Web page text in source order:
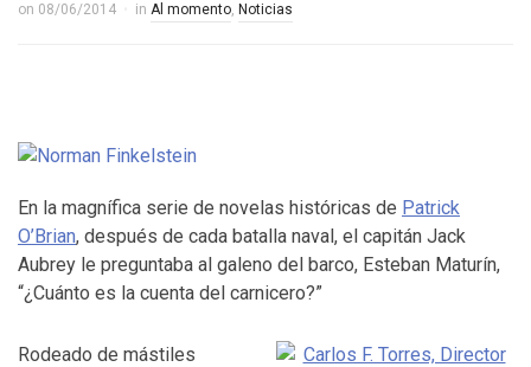
on 08/06/2014 in Al momento, Noticias
En la magnífica serie de novelas históricas de Patrick
O’Brian, después de cada batalla naval, el capitán Jack
Aubrey le preguntaba al galeno del barco, Esteban Maturín,
“¿Cuánto es la cuenta del carnicero?”
Rodeado de mástiles